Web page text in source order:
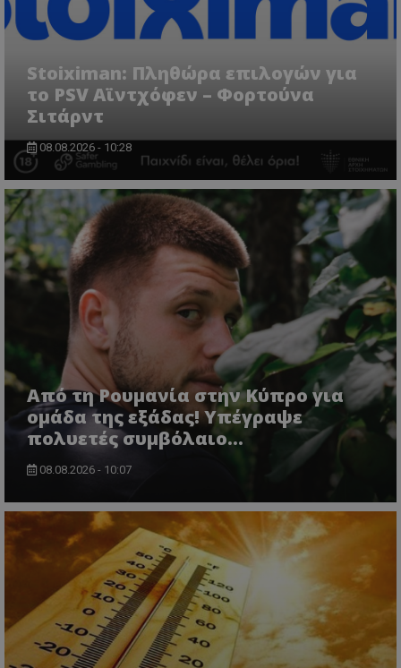
Stoiximan: Πληθώρα επιλογών για
το PSV Αϊντχόφεν – Φορτούνα
Σιτάρντ
08.08.2026 - 10:28
Από τη Ρουμανία στην Κύπρο για
ομάδα της εξάδας! Υπέγραψε
πολυετές συμβόλαιο...
08.08.2026 - 10:07